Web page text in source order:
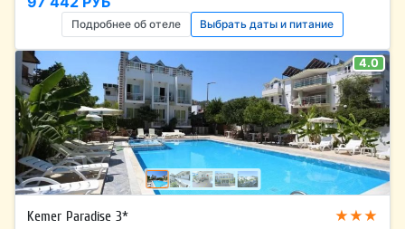
Подробнее об отеле Выбрать даты и питание
4.0
Kemer Paradise 3* ★★★